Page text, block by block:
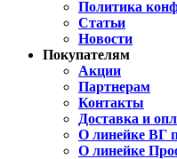
Политика
Статьи
Новости
Покупателям
Акции
Партнерам
Контакты
Доставка и
О линейке ВГ
О линейке